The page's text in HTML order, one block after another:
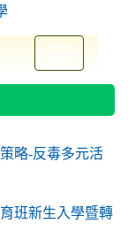
ryjh011/
略-反毒多元活
班新生入學暨轉